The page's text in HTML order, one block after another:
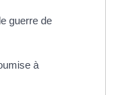
guerre de
à